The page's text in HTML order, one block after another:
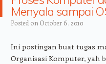
Menyala sampai
Posted on October 6, 2010
Ini postingan buat tugas
Organisasi Komputer, yah